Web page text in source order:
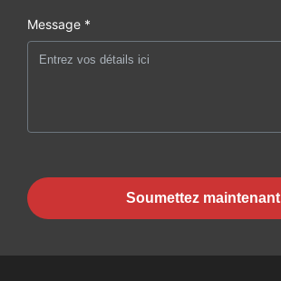
Message *
Soumettez maintenant